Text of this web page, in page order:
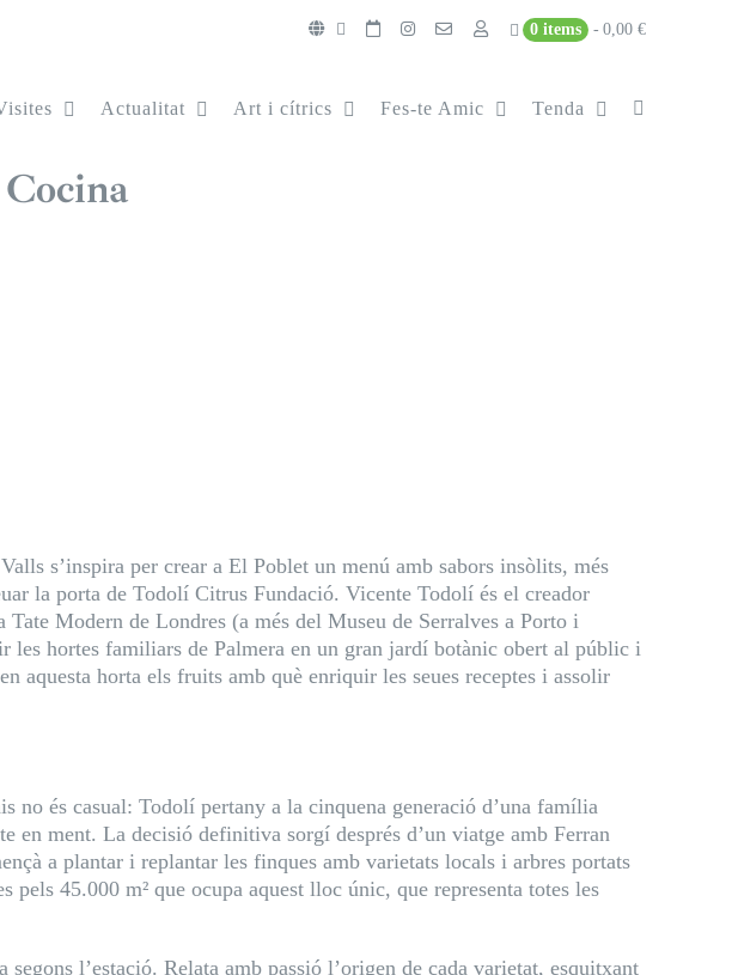
0 items 0,00 €
Actualitat Art i cítrics Fes-te Amic Tenda
s’inspira per crear a El Poblet un menú amb sabors insòlits, més
la porta de Todolí Citrus Fundació. Vicente Todolí és el creador
Modern de Londres (a més del Museu de Serralves a Porto i
les hortes familiars de Palmera en un gran jardí botànic obert al públic i
aquesta horta els fruits amb què enriquir les seues receptes i assolir
no és casual: Todolí pertany a la cinquena generació d’una família
en ment. La decisió definitiva sorgí després d’un viatge amb Ferran
a plantar i replantar les finques amb varietats locals i arbres portats
45.000 m² que ocupa aquest lloc únic, que representa totes les
l’estació. Relata amb passió l’origen de cada varietat, esquitxant